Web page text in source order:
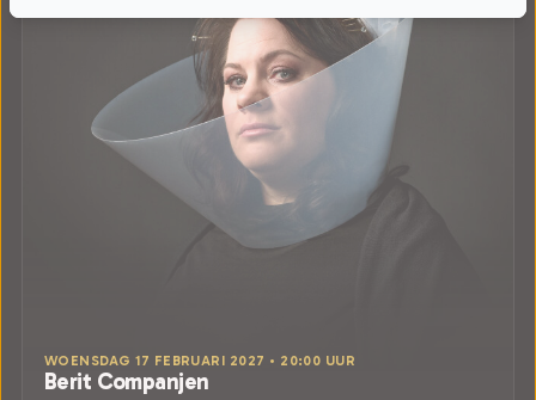
WOENSDAG 17 FEBRUARI 2027 • 20:00 UUR
Berit Companjen